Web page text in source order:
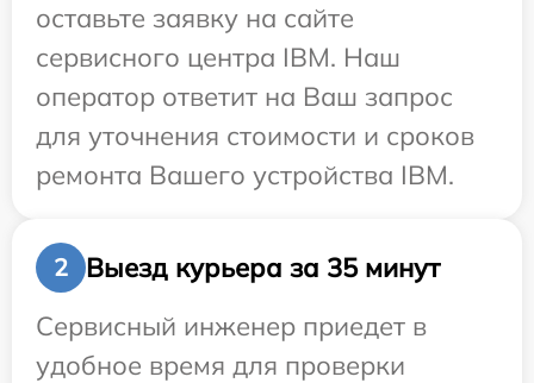
оставьте заявку на сайте
сервисного центра IBM. Наш
оператор ответит на Ваш запрос
для уточнения стоимости и сроков
ремонта Вашего устройства IBM.
2
Выезд курьера за 35 минут
Сервисный инженер приедет в
удобное время для проверки